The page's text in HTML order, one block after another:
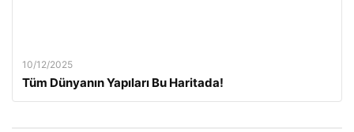
10/12/2025
Tüm Dünyanın Yapıları Bu Haritada!